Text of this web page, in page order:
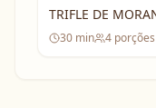
TRIFLE DE
30 min 4 porções